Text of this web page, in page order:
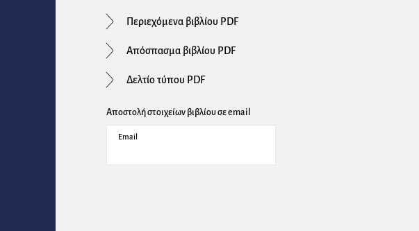
Περιεχόμενα βιβλίου PDF
Απόσπασμα βιβλίου PDF
Δελτίο τύπου PDF
Αποστολή στοιχείων βιβλίου σε email
Email